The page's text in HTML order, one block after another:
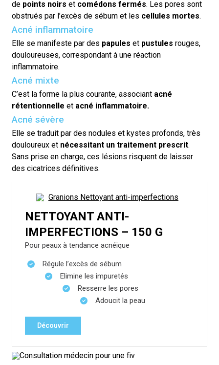
de points noirs et comédons fermés. Les pores sont
obstrués par l’excès de sébum et les cellules mortes.
Acné inflammatoire
Elle se manifeste par des papules et pustules rouges,
douloureuses, correspondant à une réaction
inflammatoire.
Acné mixte
C’est la forme la plus courante, associant acné
rétentionnelle et acné inflammatoire.
Acné sévère
Elle se traduit par des nodules et kystes profonds, très
douloureux et nécessitant un traitement prescrit.
Sans prise en charge, ces lésions risquent de laisser
des cicatrices définitives.
NETTOYANT ANTI-
IMPERFECTIONS – 150 G
Pour peaux à tendance acnéique
Régule l’excès de sébum
Elimine les impuretés
Resserre les pores
Adoucit la peau
Découvrir